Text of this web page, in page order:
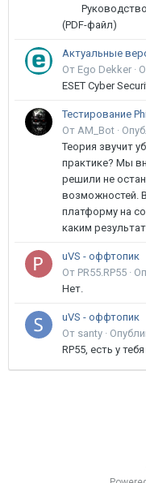
Руководство
(PDF-файл)
Актуальные
От Ego Dekker ·
ESET Cyber
От AM_Bot ·
Теория звучит
практике? Мы
решили не
возможностей.
платформу на
каким
uVS - оффтопик
От PR55.RP55 ·
Нет.
uVS - оффтопик
От santy ·
RP55, есть у